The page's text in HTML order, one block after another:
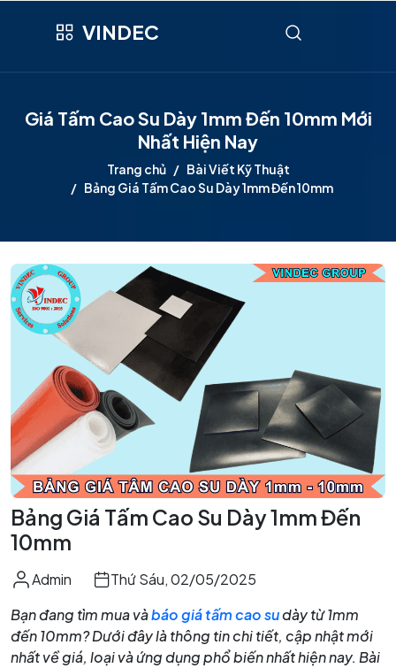
VINDEC
Giá Tấm Cao Su Dày 1mm Đến 10mm Mới
Nhất Hiện Nay
Trang chủ
Bài Viết Kỹ Thuật
Bảng Giá Tấm Cao Su Dày 1mm Đến 10mm
Bảng Giá Tấm Cao Su Dày 1mm Đến
10mm
Admin
Thứ Sáu, 02/05/2025
Bạn đang tìm mua vàbáo giá tấm cao sudày từ 1mm
đến 10mm? Dưới đây là thông tin chi tiết, cập nhật mới
nhất về giá, loại và ứng dụng phổ biến nhất hiện nay. Bài